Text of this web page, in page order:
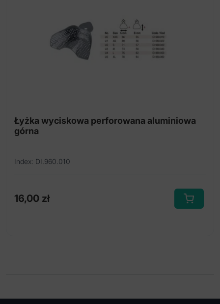
Łyżka wyciskowa perforowana aluminiowa
górna
Index: DI.960.010
16,00 zł
wybrać